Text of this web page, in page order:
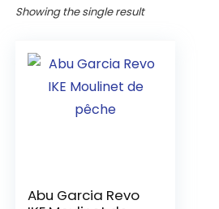
Showing the single result
Abu Garcia Revo